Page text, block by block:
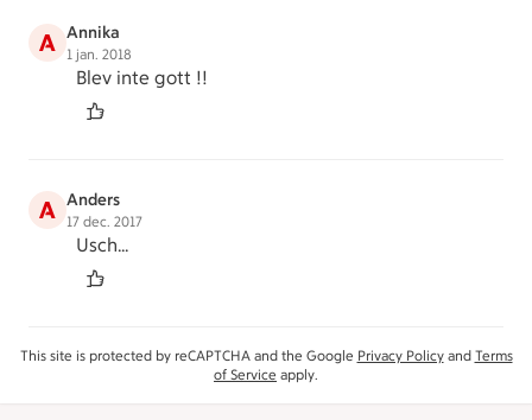
A Annika
1 jan. 2018
Blev inte gott !!
A Anders
17 dec. 2017
Usch...
This site is protected by reCAPTCHA and the Google Privacy Policyand Terms
of Service apply.